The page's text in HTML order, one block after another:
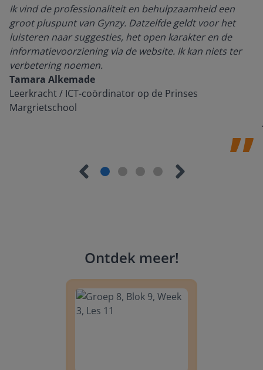
Ik vind de professionaliteit en behulpzaamheid een
groot pluspunt van Gynzy. Datzelfde geldt voor het
luisteren naar suggesties, het open karakter en de
informatievoorziening via de website. Ik kan niets ter
verbetering noemen.
Tamara Alkemade
Leerkracht / ICT-coördinator op de Prinses
Margrietschool
Ontdek meer!